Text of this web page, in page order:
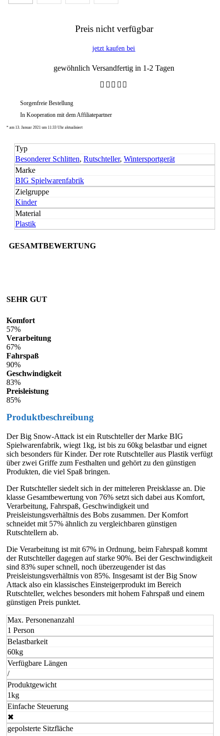
Preis nicht verfügbar
jetzt kaufen bei
gewöhnlich Versandfertig in 1-2 Tagen
Sorgenfreie Bestellung
In Kooperation mit dem Affiliatepartner
* am 13. Januar 2021 um 11:33 Uhr aktualisiert
Typ
Besonderer Schlitten, Rutschteller, Wintersportgerät
Marke
BIG Spielwarenfabrik
Zielgruppe
Kinder
Material
Plastik
GESAMTBEWERTUNG
SEHR GUT
Komfort
57%
Verarbeitung
67%
Fahrspaß
90%
Geschwindigkeit
83%
Preisleistung
85%
Produktbeschreibung
Der Big Snow-Attack ist ein Rutschteller der Marke BIG
Spielwarenfabrik, wiegt 1kg, ist bis zu 60kg belastbar und eignet
sich besonders für Kinder. Der rote Rutschteller aus Plastik verfügt
über zwei Griffe zum Festhalten und gehört zu den günstigen
Produkten, die viel Spaß bringen.
Der Rutschteller siedelt sich in der mitteleren Preisklasse an. Die
klasse Gesamtbewertung von 76% setzt sich dabei aus Komfort,
Verarbeitung, Fahrspaß, Geschwindigkeit und
Preisleistungsverhältnis des Bobs zusammen. Der Komfort
schneidet mit 57% ähnlich zu vergleichbaren günstigen
Rutschtellern ab.
Die Verarbeitung ist mit 67% in Ordnung, beim Fahrspaß kommt
der Rutschteller dagegen auf starke 90%. Bei der Geschwindigkeit
sind 83% super schnell, noch überzeugender ist das
Preisleistungsverhältnis von 85%. Insgesamt ist der Big Snow
Attack also ein klassisches Einsteigerprodukt im Bereich
Rutschteller, welches besonders mit hohem Fahrspaß und einem
günstigen Preis punktet.
Max. Personenanzahl
1 Person
Belastbarkeit
60kg
Verfügbare Längen
/
Produktgewicht
1kg
Einfache Steuerung
✖
gepolsterte Sitzfläche